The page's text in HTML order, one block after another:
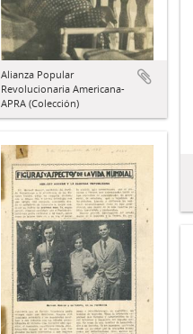
Alianza Popular
Revolucionaria Americana-
APRA (Colección)